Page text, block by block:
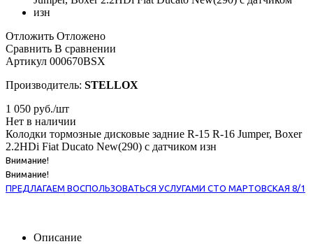
Отложить Отложено
Сравнить В сравнении
Артикул 000670BSX
Производитель: STELLOX
1 050 руб./шт
Нет в наличии
Колодки тормозные дисковые задние R-15 R-16 Jumper, Boxer
2.2HDi Fiat Ducato New(290) с датчиком изн
Внимание!
Внимание!
ПРЕДЛАГАЕМ ВОСПОЛЬЗОВАТЬСЯ УСЛУГАМИ СТО МАРТОВСКАЯ 8/1
Описание